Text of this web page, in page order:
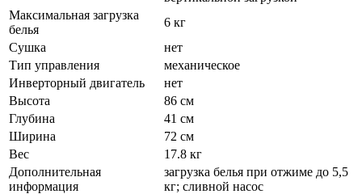
Максимальная загрузка
белья
6 кг
Сушка
нет
Тип управления
механическое
Инверторный двигатель
нет
Высота
86 см
Глубина
41 см
Ширина
72 см
Вес
17.8 кг
Дополнительная
информация
загрузка белья при отжиме до 5,5
кг; сливной насос